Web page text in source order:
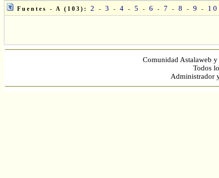
Fuentes - A (103): 2 - 3 - 4 - 5 - 6 - 7 - 8 - 9 - 10
Comunidad Astalaweb
Todos
Administrador